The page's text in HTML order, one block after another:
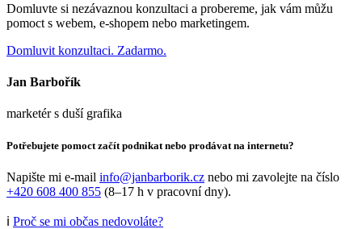
Domluvte si nezávaznou konzultaci a probereme, jak vám můžu
pomoct s webem, e-shopem nebo marketingem.
Domluvit konzultaci. Zadarmo.
Jan Barbořík
marketér s duší grafika
Potřebujete pomoct začít podnikat nebo prodávat na internetu?
Napište mi e-mail info@janbarborik.cz nebo mi zavolejte na číslo
+420 608 400 855 (8–17 h v pracovní dny).
ℹ️ Proč se mi občas nedovoláte?